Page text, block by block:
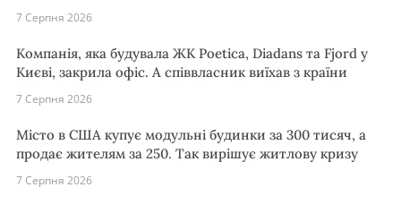
7 Серпня 2026
Компанія, яка будувала ЖК Poetica, Diadans та Fjord у
Києві, закрила офіс. А співвласник виїхав з країни
7 Серпня 2026
Місто в США купує модульні будинки за 300 тисяч, а
продає жителям за 250. Так вирішує житлову кризу
7 Серпня 2026